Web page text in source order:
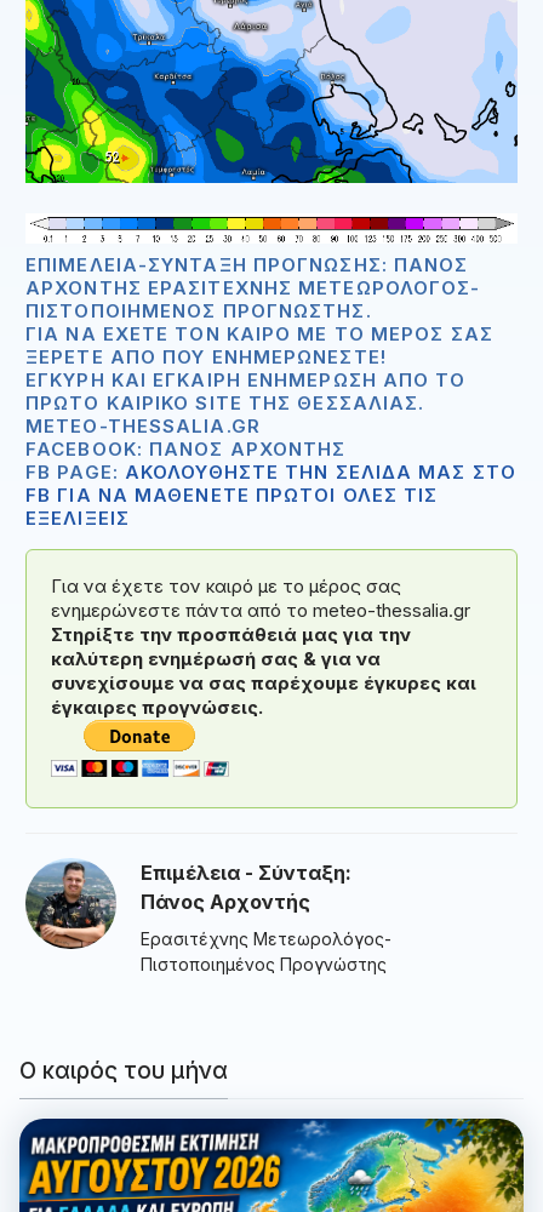
ΕΠΙΜΈΛΕΙΑ-ΣΎΝΤΑΞΗ ΠΡΌΓΝΩΣΗΣ: ΠΆΝΟΣ
ΑΡΧΟΝΤΉΣ ΕΡΑΣΙΤΈΧΝΗΣ ΜΕΤΕΩΡΟΛΌΓΟΣ-
ΠΙΣΤΟΠΟΙΗΜΈΝΟΣ ΠΡΟΓΝΏΣΤΗΣ.
ΓΙΑ ΝΑ ΈΧΕΤΕ ΤΟΝ ΚΑΙΡΌ ΜΕ ΤΟ ΜΈΡΟΣ ΣΑΣ
ΞΈΡΕΤΕ ΑΠΟ ΠΟΥ ΕΝΗΜΕΡΏΝΕΣΤΕ!
ΈΓΚΥΡΗ ΚΑΙ ΈΓΚΑΙΡΗ ΕΝΗΜΈΡΩΣΗ ΑΠΟ ΤΟ
ΠΡΏΤΟ ΚΑΙΡΙΚΌ SITE ΤΗΣ ΘΕΣΣΑΛΊΑΣ.
METEO-THESSALIA.GR
FACEBOOK: ΠΆΝΟΣ ΑΡΧΟΝΤΉΣ
FB PAGE: ΑΚΟΛΟΥΘΗΣΤΕ ΤΗΝ ΣΕΛΙΔΑ ΜΑΣ ΣΤΟ
FB ΓΙΑ ΝΑ ΜΑΘΕΝΕΤΕ ΠΡΩΤΟΙ ΟΛΕΣ ΤΙΣ
ΕΞΕΛΙΞΕΙΣ
Για να έχετε τον καιρό με το μέρος σας
ενημερώνεστε πάντα από το meteo-thessalia.gr
Στηρίξτε την προσπάθειά μας για την
καλύτερη ενημέρωσή σας & για να
συνεχίσουμε να σας παρέχουμε έγκυρες και
έγκαιρες προγνώσεις.
Επιμέλεια - Σύνταξη:
Πάνος Αρχοντής
Ερασιτέχνης Μετεωρολόγος-
Πιστοποιημένος Προγνώστης
Ο καιρός του μήνα